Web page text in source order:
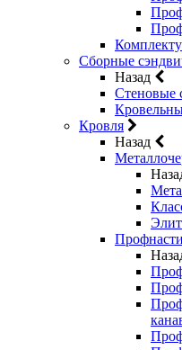
Сборные
Назад
Стеновые
Кровля
Назад